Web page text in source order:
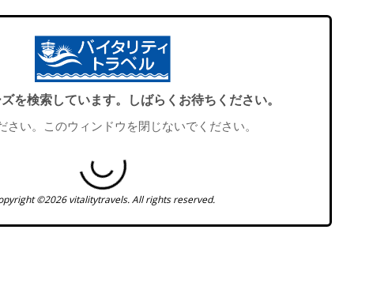
を検索しています。しばらくお待ちください。
さい。このウィンドウを閉じないでください。
©2026 vitalitytravels. All rights reserved.